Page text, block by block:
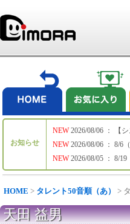
お知らせ
NEW
NEW
NEW
2026/08/06 ： 【
2026/08/06 ： 8/
2026/08/05 ： 8/
HOME > タレント50音順（あ） >
天田 益男